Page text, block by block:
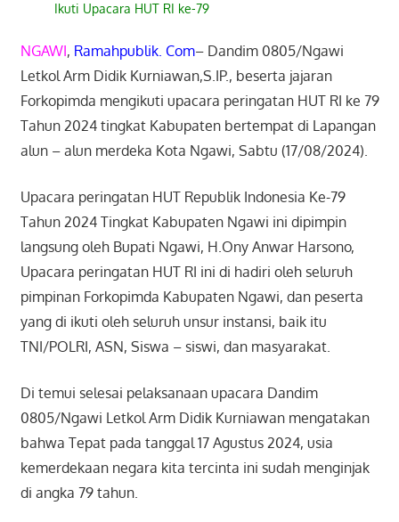
Ikuti Upacara HUT RI ke-79
NGAWI, Ramahpublik. Com– Dandim 0805/Ngawi
Letkol Arm Didik Kurniawan,S.IP., beserta jajaran
Forkopimda mengikuti upacara peringatan HUT RI ke 79
Tahun 2024 tingkat Kabupaten bertempat di Lapangan
alun – alun merdeka Kota Ngawi, Sabtu (17/08/2024).
Upacara peringatan HUT Republik Indonesia Ke-79
Tahun 2024 Tingkat Kabupaten Ngawi ini dipimpin
langsung oleh Bupati Ngawi, H.Ony Anwar Harsono,
Upacara peringatan HUT RI ini di hadiri oleh seluruh
pimpinan Forkopimda Kabupaten Ngawi, dan peserta
yang di ikuti oleh seluruh unsur instansi, baik itu
TNI/POLRI, ASN, Siswa – siswi, dan masyarakat.
Di temui selesai pelaksanaan upacara Dandim
0805/Ngawi Letkol Arm Didik Kurniawan mengatakan
bahwa Tepat pada tanggal 17 Agustus 2024, usia
kemerdekaan negara kita tercinta ini sudah menginjak
di angka 79 tahun.